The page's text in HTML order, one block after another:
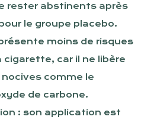
rester abstinents après
le groupe placebo.
moins de risques
cigarette, car il ne libère
comme le
de carbone.
: son application est